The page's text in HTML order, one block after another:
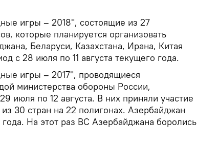
игры – 2018", состоящие из 27
которые планируется организовать
Беларуси, Казахстана, Ирана, Китая
с 28 июля по 11 августа текущего года.
игры – 2017", проводящиеся
министерства обороны России,
июля по 12 августа. В них приняли участие
30 стран на 22 полигонах. Азербайджан
На этот раз ВС Азербайджана боролись